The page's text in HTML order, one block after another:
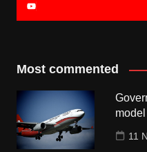
Most commented
model
11